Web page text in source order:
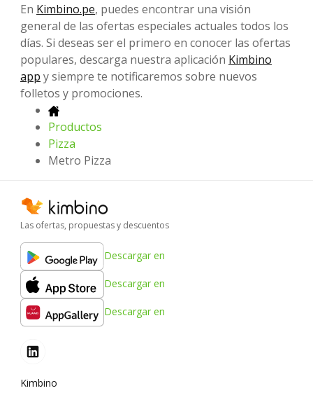
En Kimbino.pe, puedes encontrar una visión
general de las ofertas especiales actuales todos los
días. Si deseas ser el primero en conocer las ofertas
populares, descarga nuestra aplicación Kimbino
app y siempre te notificaremos sobre nuevos
folletos y promociones.
Productos
Pizza
Metro Pizza
Las ofertas, propuestas y descuentos
Descargar en
Descargar en
Descargar en
Kimbino